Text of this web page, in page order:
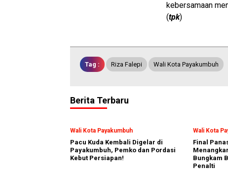
kebersamaan
(tpk)
Tag : Riza Falepi Wali Kota Payakumbuh
Berita Terbaru
Wali Kota Payakumbuh
Pacu Kuda Kembali Digelar di
Payakumbuh, Pemko dan Pordasi
Kebut Persiapan!
Wali Kota
Final
Bungkam
Penalti